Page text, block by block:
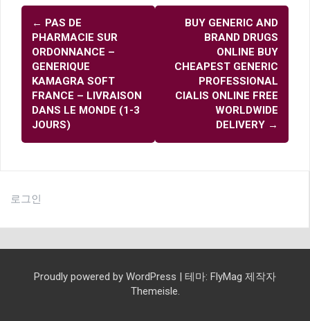
글
내
비
게
이
션
← PAS DE
PHARMACIE SUR
ORDONNANCE –
GENERIQUE
KAMAGRA SOFT
FRANCE – LIVRAISON
DANS LE MONDE (1-3
JOURS)
BUY GENERIC AND
BRAND DRUGS
ONLINE BUY
CHEAPEST GENERIC
PROFESSIONAL
CIALIS ONLINE FREE
WORLDWIDE
DELIVERY →
로그인
Proudly powered by WordPress 테마: FlyMag 제작자
Themeisle.